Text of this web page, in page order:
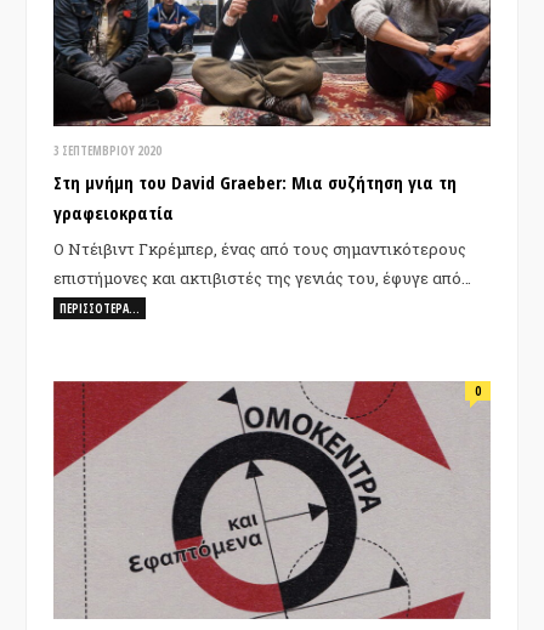
3 ΣΕΠΤΕΜΒΡΊΟΥ 2020
Στη μνήμη του David Graeber: Μια συζήτηση για τη
γραφειοκρατία
Ο Ντέιβιντ Γκρέμπερ, ένας από τους σημαντικότερους
επιστήμονες και ακτιβιστές της γενιάς του, έφυγε από…
ΠΕΡΙΣΣΌΤΕΡΑ…
0